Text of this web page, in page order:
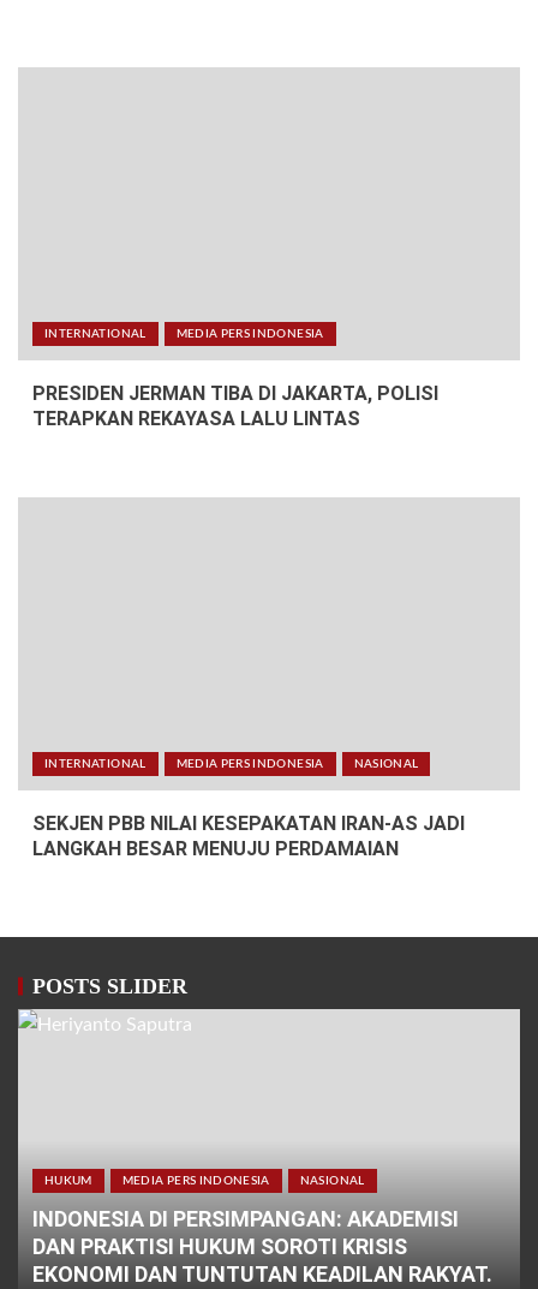
INTERNATIONAL MEDIA PERS INDONESIA
PRESIDEN JERMAN TIBA DI JAKARTA, POLISI
TERAPKAN REKAYASA LALU LINTAS
INTERNATIONAL MEDIA PERS INDONESIA NASIONAL
SEKJEN PBB NILAI KESEPAKATAN IRAN-AS JADI
LANGKAH BESAR MENUJU PERDAMAIAN
POSTS SLIDER
HUKUM MEDIA PERS INDONESIA NASIONAL
INDONESIA DI PERSIMPANGAN: AKADEMISI
DAN PRAKTISI HUKUM SOROTI KRISIS
EKONOMI DAN TUNTUTAN KEADILAN RAKYAT.